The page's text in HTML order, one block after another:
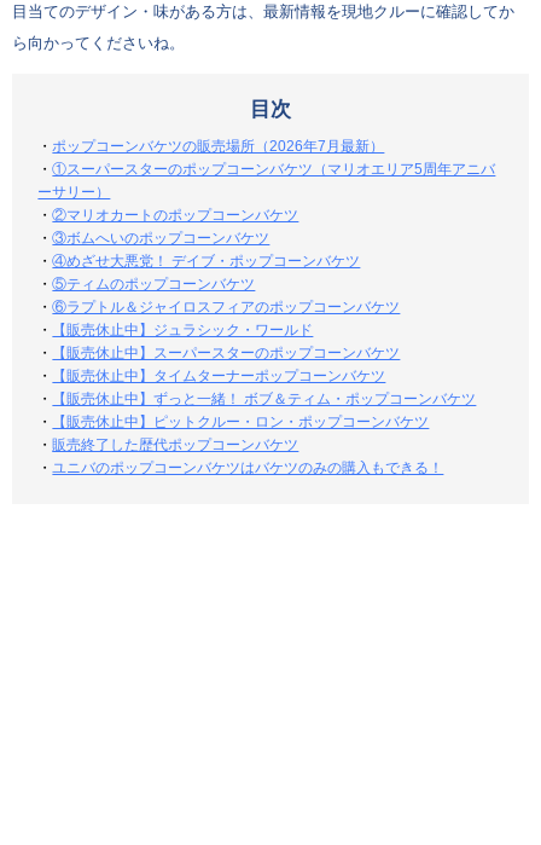
目当てのデザイン・味がある方は、最新情報を現地クルーに確認してか
ら向かってくださいね。
目次
・ポップコーンバケツの販売場所（2026年7月最新）
・①スーパースターのポップコーンバケツ（マリオエリア5周年アニバ
ーサリー）
・②マリオカートのポップコーンバケツ
・③ボムへいのポップコーンバケツ
・④めざせ大悪党！ デイブ・ポップコーンバケツ
・⑤ティムのポップコーンバケツ
・⑥ラプトル＆ジャイロスフィアのポップコーンバケツ
・
【販売休止中】ジュラシック・ワールド
・
【販売休止中】スーパースターのポップコーンバケツ
・
【販売休止中】タイムターナーポップコーンバケツ
・
【販売休止中】ずっと一緒！ ボブ＆ティム・ポップコーンバケツ
・
【販売休止中】ピットクルー・ロン・ポップコーンバケツ
・販売終了した歴代ポップコーンバケツ
・ユニバのポップコーンバケツはバケツのみの購入もできる！